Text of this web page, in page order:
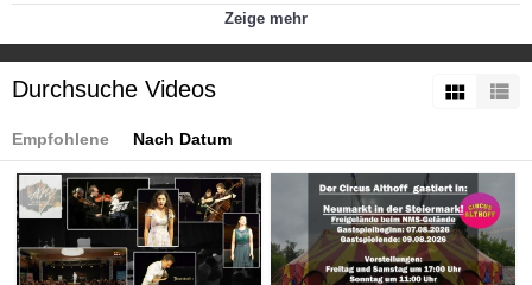
Weihrauch gesegnet.
Kategorien:
Themen » Brauchtum in Kärnten » Advent- und
Weihnachtszeit
Themen » Brauchtum in Kärnten
Playlisten:
Brauchtum in Kärnten
Tags:
brauchtum_kärnten
advent weihnachten
Zeige mehr
Durchsuche Videos
Empfohlene Nach Datum